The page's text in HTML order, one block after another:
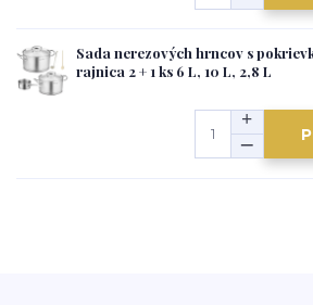
Sada nerezových hrncov s
rajnica 2 + 1 ks 6 L, 10 L, 2,8 L